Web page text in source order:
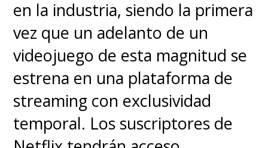
en la industria, siendo la primera
vez que un adelanto de un
videojuego de esta magnitud se
estrena en una plataforma de
streaming con exclusividad
temporal. Los suscriptores de